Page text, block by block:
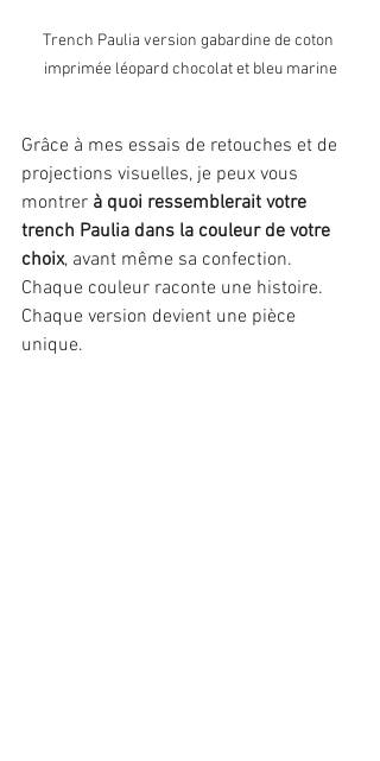
Trench Paulia version gabardine de coton
imprimée léopard chocolat et bleu marine
Grâce à mes essais de retouches et de
projections visuelles, je peux vous
montrer à quoi ressemblerait votre
trench Paulia dans la couleur de votre
choix, avant même sa confection.
Chaque couleur raconte une histoire.
Chaque version devient une pièce
unique.